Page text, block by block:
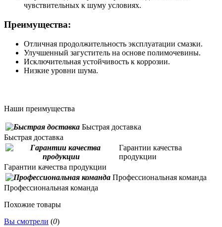
чувствительных к шуму условиях.
Преимущества:
Отличная продолжительность эксплуатации смазки.
Улучшенный загуститель на основе полимочевины.
Исключительная устойчивость к коррозии.
Низкие уровни шума.
Наши преимущества
Быстрая доставка
Быстрая доставка
Гарантии качества
продукции
Гарантии качества продукции
Профессиональная команда
Профессиональная команда
Похожие товары
Вы смотрели (0)